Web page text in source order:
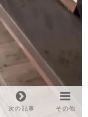
次の記事 その他